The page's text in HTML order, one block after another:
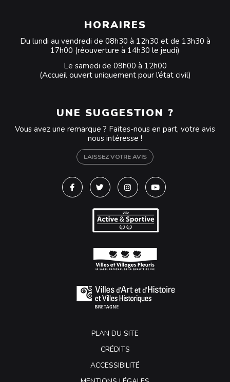
HORAIRES
Du lundi au vendredi de 08h30 à 12h30 et de 13h30 à
17h00 (réouverture à 14h30 le jeudi)
Le samedi de 09h00 à 12h00
(Accueil ouvert uniquement pour l’état civil)
UNE SUGGESTION ?
Vous avez une remarque ? Faites-nous en part, votre avis
nous intéresse !
LAISSEZ VOTRE AVIS
Lien vers le compte Facebook
Lien vers le compte Twitter
Lien vers le compte
Lien vers la chaîne
PLAN DU SITE
CRÉDITS
ACCESSIBILITÉ